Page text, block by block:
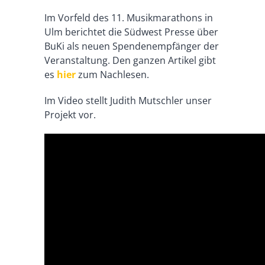
Im Vorfeld des 11. Musikmarathons in
Ulm berichtet die Südwest Presse über
BuKi als neuen Spendenempfänger der
Veranstaltung. Den ganzen Artikel gibt
es hierzum Nachlesen.
Im Video stellt Judith Mutschler unser
Projekt vor.